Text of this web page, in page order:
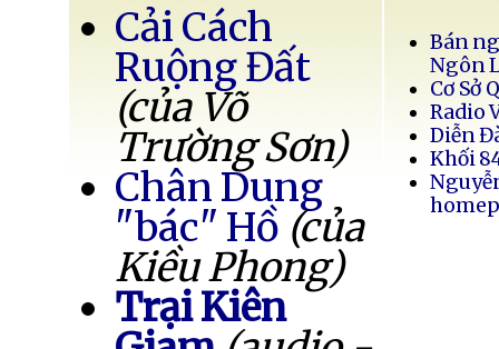
Cải Cách
Ruộng Đất
(của Võ
Trường Sơn)
Chân Dung
"bác" Hồ (của
Kiều Phong)
Trại Kiên
Bán
Ngôn
Cơ Sở
Radio
Diễn
Khối